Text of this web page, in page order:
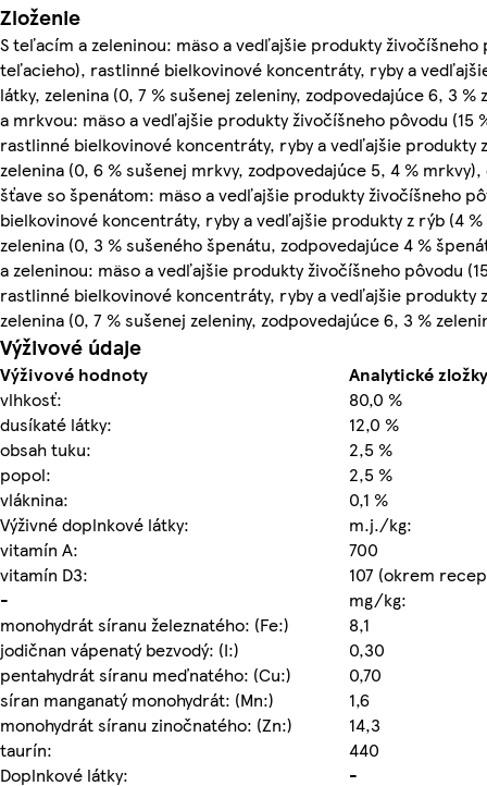
Zloženie
S teľacím a zeleninou: mäso a vedľajšie produkty živočíšneho
teľacieho), rastlinné bielkovinové koncentráty, ryby a
látky, zelenina (0, 7 % sušenej zeleniny, zodpovedajúce 6, 3 %
a mrkvou: mäso a vedľajšie produkty živočíšneho pôvodu (15
rastlinné bielkovinové koncentráty, ryby a vedľajšie produkty
zelenina (0, 6 % sušenej mrkvy, zodpovedajúce 5, 4 %
šťave so špenátom: mäso a vedľajšie produkty živočíšneho
bielkovinové koncentráty, ryby a vedľajšie produkty z rýb (4
zelenina (0, 3 % sušeného špenátu, zodpovedajúce 4 %
a zeleninou: mäso a vedľajšie produkty živočíšneho pôvodu
rastlinné bielkovinové koncentráty, ryby a vedľajšie produkty
zelenina (0, 7 % sušenej zeleniny, zodpovedajúce 6, 3 %
Výživové údaje
Výživové hodnoty
Analytické
vlhkosť:
80,0 %
dusíkaté látky:
12,0 %
obsah tuku:
2,5 %
popol:
2,5 %
vláknina:
0,1 %
Výživné doplnkové látky:
m.j./kg:
vitamín A:
700
vitamín D3:
107 (okrem
-
mg/kg:
monohydrát síranu železnatého: (Fe:)
8,1
jodičnan vápenatý bezvodý: (I:)
0,30
pentahydrát síranu meďnatého: (Cu:)
0,70
síran manganatý monohydrát: (Mn:)
1,6
monohydrát síranu zinočnatého: (Zn:)
14,3
taurín:
440
Doplnkové látky:
-